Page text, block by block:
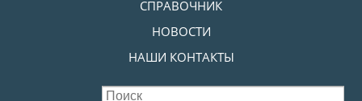
СПРАВОЧНИК
НОВОСТИ
НАШИ КОНТАКТЫ